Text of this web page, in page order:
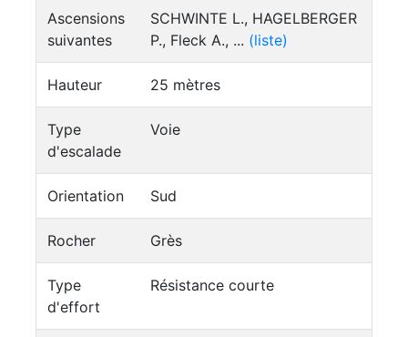
Ascensions
suivantes
SCHWINTE L., HAGELBERGER
P., Fleck A., ... (liste)
Hauteur 25 mètres
Type
d'escalade
Voie
Orientation Sud
Rocher Grès
Type
d'effort
Résistance courte